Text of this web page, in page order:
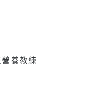
養教練